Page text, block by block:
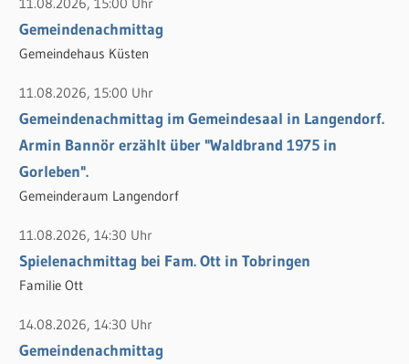
h
:
Gemeindenachmittag
Gemeindehaus Küsten
11.08.2026, 15:00 Uhr
Gemeindenachmittag im Gemeindesaal in Langendorf.
Armin Bannör erzählt über "Waldbrand 1975 in
Gorleben".
Gemeinderaum Langendorf
11.08.2026, 14:30 Uhr
Spielenachmittag bei Fam. Ott in Tobringen
Familie Ott
14.08.2026, 14:30 Uhr
Gemeindenachmittag